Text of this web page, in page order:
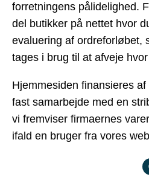
forretningens pålidelighed.
del butikker på nettet hvor
evaluering af ordreforløbet,
tages i brug til at afveje
Hjemmesiden finansieres
fast samarbejde med en
vi fremviser firmaernes
ifald en bruger fra vores